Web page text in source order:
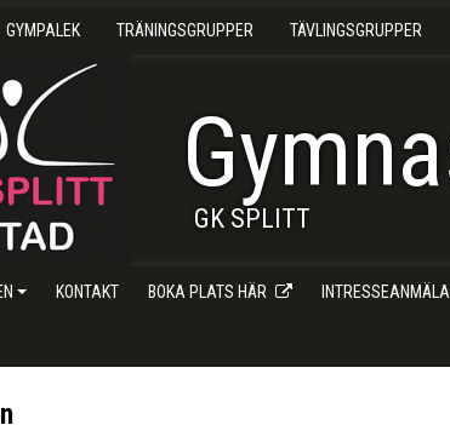
GYMPALEK TRÄNINGSGRUPPER TÄVLINGSGRUPPER
GK SPLITT
KONTAKT BOKA PLATS HÄR